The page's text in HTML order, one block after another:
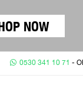
NOW
0530 341 10 71 -